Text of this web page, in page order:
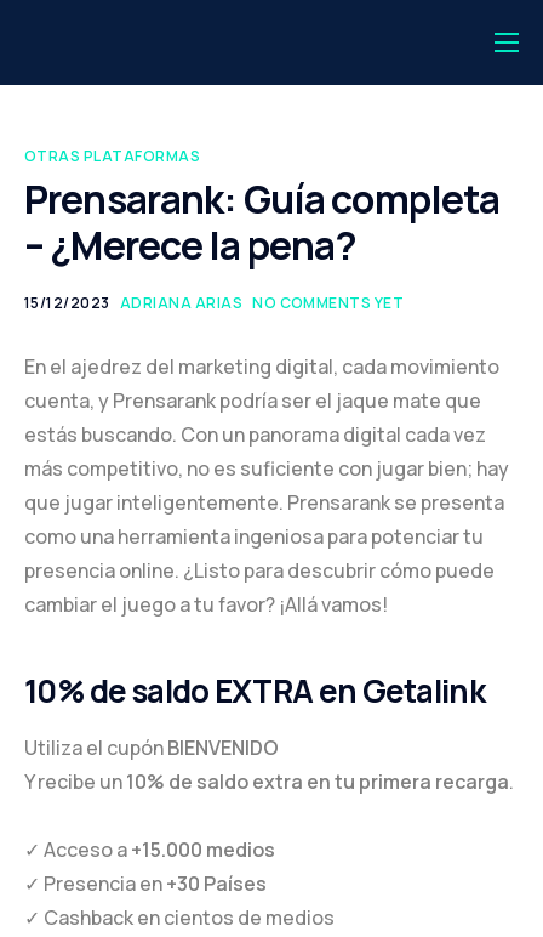
💻 Login
💎 Getalink One
🔗 Backlink Monitor
Aparecer en la IA
Casos de estudio
PR Digital
Sobre nosotros
English
OTRAS PLATAFORMAS
Prensarank: Guía completa
– ¿Merece la pena?
15/12/2023 ADRIANA ARIAS NO COMMENTS YET
En el ajedrez del marketing digital, cada movimiento
cuenta, y Prensarank podría ser el jaque mate que
estás buscando. Con un panorama digital cada vez
más competitivo, no es suficiente con jugar bien; hay
que jugar inteligentemente. Prensarank se presenta
como una herramienta ingeniosa para potenciar tu
presencia online. ¿Listo para descubrir cómo puede
cambiar el juego a tu favor? ¡Allá vamos!
10% de saldo EXTRA en Getalink
Utiliza el cupónBIENVENIDO
Y recibe un10% de saldo extra en tu primera recarga.
✓ Acceso a+15.000 medios
✓ Presencia en+30 Países
✓ Cashback en cientos de medios